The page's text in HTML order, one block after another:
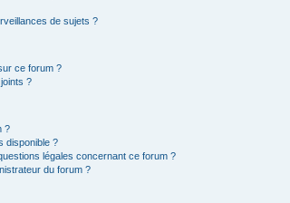
de sujets ?
ce forum ?
?
?
disponible ?
légales concernant ce forum ?
du forum ?